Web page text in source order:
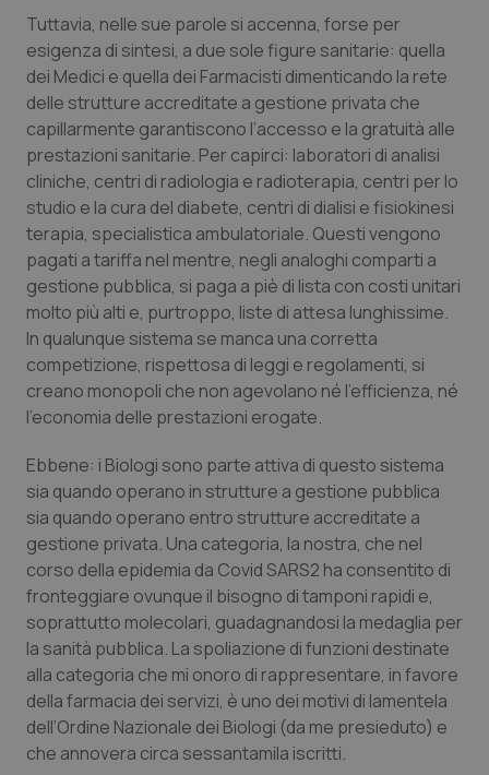
Piemonte
Provincia Autonoma di Bolzano
Provincia Autonoma di Trento
Puglia
Sardegna
Sicilia
Toscana
Valle D’Aosta
Veneto
HIV
Infezioni & Febbre
Ipertensione & Scompenso
Malattie rare
Malattia di Crohn & Rettocolite Ulcerosa
Neuroscienze & patologie neurodegenerative
Obesità
Oncodermatologia
Oncoematologia
Oncologia & Nutrizione
Psoriasi & pelle
Quotidiano Cardiologia
Tuttavia, nelle sue parole si accenna, forse per
esigenza di sintesi, a due sole figure sanitarie: quella
dei Medici e quella dei Farmacisti dimenticando la rete
delle strutture accreditate a gestione privata che
capillarmente garantiscono l’accesso e la gratuità alle
prestazioni sanitarie. Per capirci: laboratori di analisi
cliniche, centri di radiologia e radioterapia, centri per lo
studio e la cura del diabete, centri di dialisi e fisiokinesi
terapia, specialistica ambulatoriale. Questi vengono
pagati a tariffa nel mentre, negli analoghi comparti a
gestione pubblica, si paga a piè di lista con costi unitari
molto più alti e, purtroppo, liste di attesa lunghissime.
In qualunque sistema se manca una corretta
competizione, rispettosa di leggi e regolamenti, si
creano monopoli che non agevolano né l’efficienza, né
l’economia delle prestazioni erogate.
Ebbene: i Biologi sono parte attiva di questo sistema
sia quando operano in strutture a gestione pubblica
sia quando operano entro strutture accreditate a
gestione privata. Una categoria, la nostra, che nel
corso della epidemia da Covid SARS2 ha consentito di
fronteggiare ovunque il bisogno di tamponi rapidi e,
soprattutto molecolari, guadagnandosi la medaglia per
la sanità pubblica. La spoliazione di funzioni destinate
alla categoria che mi onoro di rappresentare, in favore
della farmacia dei servizi, è uno dei motivi di lamentela
dell’Ordine Nazionale dei Biologi (da me presieduto) e
che annovera circa sessantamila iscritti.